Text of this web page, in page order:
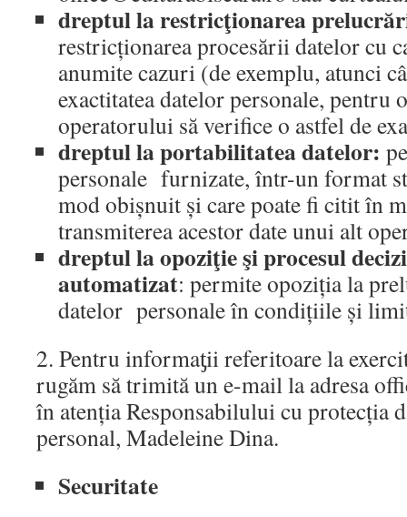
dreptul la restricţionarea
restricționarea procesării datelor cu
anumite cazuri (de exemplu, atunci
exactitatea datelor personale, pentru
operatorului să verifice o astfel de
dreptul la portabilitatea datelor:
personale furnizate, într-un format
mod obișnuit și care poate fi citit în
transmiterea acestor date unui alt
dreptul la opoziţie şi procesul
automatizat: permite opoziția la
datelor personale în condițiile și
2. Pentru informaƫii referitoare la
rugăm să trimită un e-mail la adresa
în atenția Responsabilului cu protecția
personal, Madeleine Dina.
Securitate